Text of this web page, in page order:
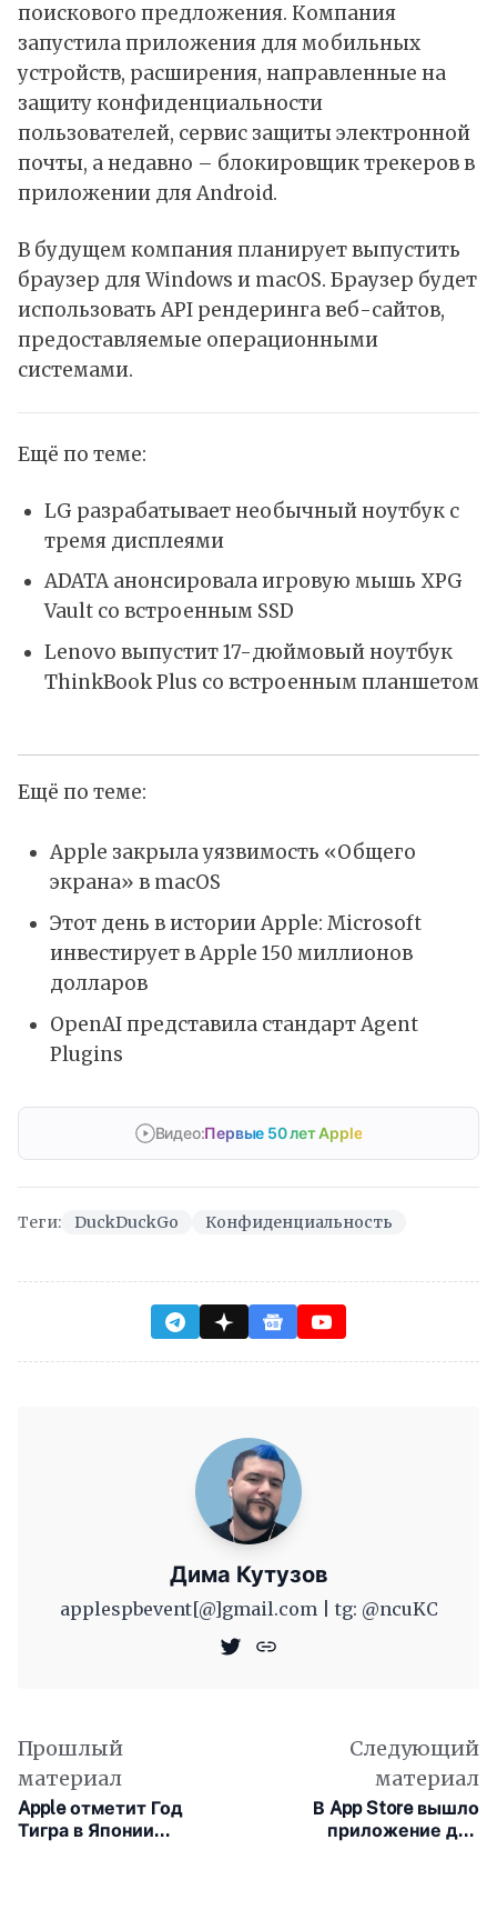
поискового предложения. Компания
запустила приложения для мобильных
устройств, расширения, направленные на
защиту конфиденциальности
пользователей, сервис защиты электронной
почты, а недавно – блокировщик трекеров в
приложении для Android.
В будущем компания планируетвыпустить
браузер для Windows и macOS. Браузер будет
использовать API рендеринга веб-сайтов,
предоставляемые операционными
системами.
Ещё по теме:
LG разрабатывает необычный ноутбук с
тремя дисплеями
ADATA анонсировала игровую мышь XPG
Vault со встроенным SSD
Lenovo выпустит 17-дюймовый ноутбук
ThinkBook Plus со встроенным планшетом
Ещё по теме:
Apple закрыла уязвимость «Общего
экрана» в macOS
Этот день в истории Apple: Microsoft
инвестирует в Apple 150 миллионов
долларов
OpenAI представила стандарт Agent
Plugins
Видео:Первые 50 лет Apple
Теги: DuckDuckGo Конфиденциальность
Дима Кутузов
applespbevent[@]gmail.com | tg: @ncuKC
Прошлый
материал
Apple отметит Год
Тигра в Японии
Следующий
материал
В App Store вышло
приложение для